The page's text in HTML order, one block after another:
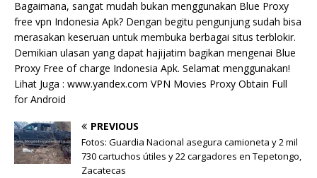
Bagaimana, sangat mudah bukan menggunakan Blue Proxy
free vpn Indonesia Apk? Dengan begitu pengunjung sudah bisa
merasakan keseruan untuk membuka berbagai situs terblokir.
Demikian ulasan yang dapat hajijatim bagikan mengenai Blue
Proxy Free of charge Indonesia Apk. Selamat menggunakan!
Lihat Juga : www.yandex.com VPN Movies Proxy Obtain Full
for Android
PREVIOUS
Fotos: Guardia Nacional asegura camioneta y 2 mil
730 cartuchos útiles y 22 cargadores en Tepetongo,
Zacatecas